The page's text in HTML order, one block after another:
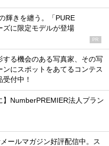
輝きを纏う。「PURE
ズに限定モデルが登場
PR
する機会のある写真家、その写
にスポットをあてるコンテス
付中！
】NumberPREMIER法人プラン
ールマガジン好評配信中。ス